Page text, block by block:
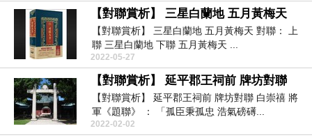
【對聯賞析】 三星白蘭地 五月黃梅天
【對聯賞析】 三星白蘭地 五月黃梅天 對聯： 上
聯 三星白蘭地 下聯 五月黃梅天 ...
2022-05-27
【對聯賞析】 延平郡王祠前 牌坊對聯
【對聯賞析】 延平郡王祠前 牌坊對聯 白崇禧 將
軍《題聯》 ： 「孤臣秉孤忠 浩氣磅礡...
2022-02-02